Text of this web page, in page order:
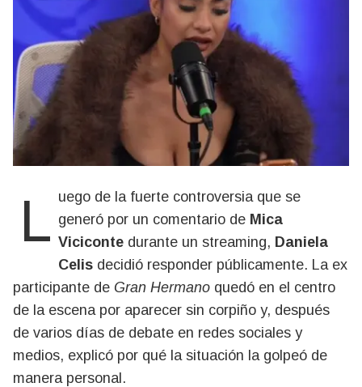
Luego de la fuerte controversia que se generó por un comentario de Mica
Viciconte durante un streaming, Daniela
Celis decidió responder públicamente. La ex
participante de Gran Hermano quedó en el centro
de la escena por aparecer sin corpiño y, después
de varios días de debate en redes sociales y
medios, explicó por qué la situación la golpeó de
manera personal.